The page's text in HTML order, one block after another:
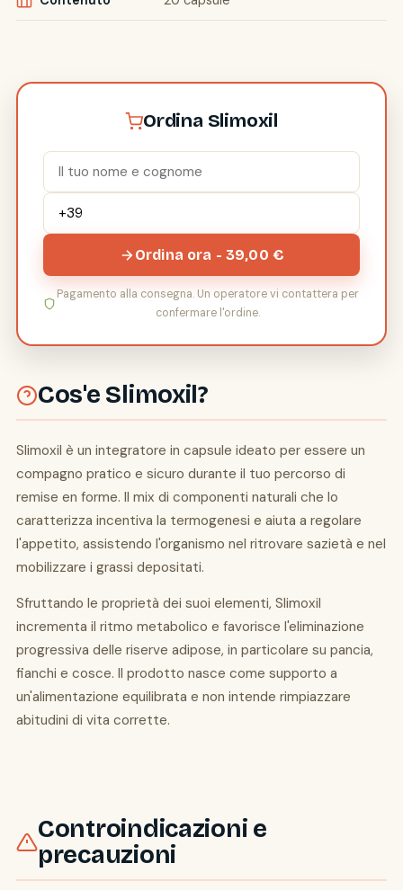
Ordina Slimoxil
Ordina ora - 39,00 €
Pagamento alla consegna. Un operatore vi contattera per
confermare l'ordine.
Cos'e Slimoxil?
Slimoxil è un integratore in capsule ideato per essere un
compagno pratico e sicuro durante il tuo percorso di
remise en forme. Il mix di componenti naturali che lo
caratterizza incentiva la termogenesi e aiuta a regolare
l'appetito, assistendo l'organismo nel ritrovare sazietà e nel
mobilizzare i grassi depositati.
Sfruttando le proprietà dei suoi elementi, Slimoxil
incrementa il ritmo metabolico e favorisce l'eliminazione
progressiva delle riserve adipose, in particolare su pancia,
fianchi e cosce. Il prodotto nasce come supporto a
un'alimentazione equilibrata e non intende rimpiazzare
abitudini di vita corrette.
Controindicazioni e
precauzioni